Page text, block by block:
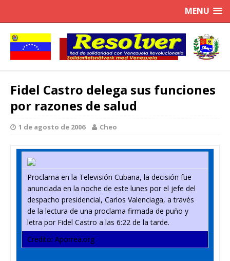
MENU
Fidel Castro delega sus funciones
por razones de salud
1 de agosto de 2006 Cheo
Proclama en la Televisión Cubana, la decisión fue
anunciada en la noche de este lunes por el jefe del
despacho presidencial, Carlos Valenciaga, a través
de la lectura de una proclama firmada de puño y
letra por Fidel Castro a las 6:22 de la tarde.
Credito: Aporrea.org